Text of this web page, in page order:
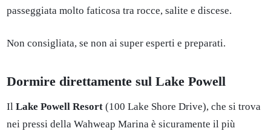
passeggiata molto faticosa tra rocce, salite e discese.
Non consigliata, se non ai super esperti e preparati.
Dormire direttamente sul Lake Powell
Il Lake Powell Resort (100 Lake Shore Drive), che si trova
nei pressi della Wahweap Marina è sicuramente il più